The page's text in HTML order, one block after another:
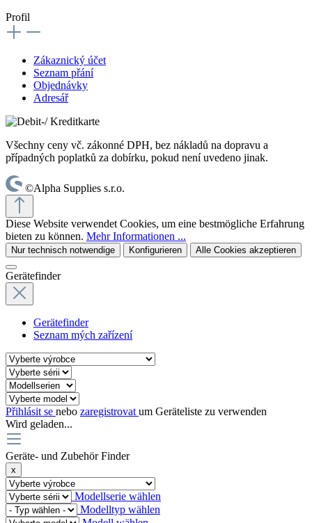
Profil
Zákaznický účet
Seznam přání
Objednávky
Adresář
Všechny ceny vč. zákonné DPH, bez nákladů na dopravu a
případných poplatků za dobírku, pokud není uvedeno jinak.
©Alpha Supplies s.r.o.
Diese Website verwendet Cookies, um eine bestmögliche Erfahrung
bieten zu können. Mehr Informationen ...
Nur technisch notwendige Konfigurieren Alle Cookies akzeptieren
Gerätefinder
Gerätefinder
Seznam mých zařízení
Přihlásit se nebo zaregistrovat um Geräteliste zu verwenden
Wird geladen...
Geräte- und Zubehör Finder
x
Modellserie wählen
Modelltyp wählen